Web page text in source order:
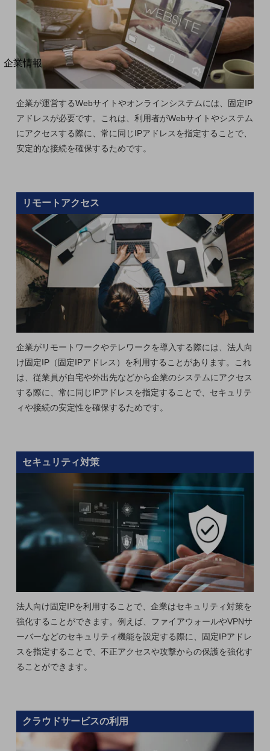
別ウィンドウで開きます
企業情報
企業情報TOP
会社案内
会社案内TOP
沿革
事業拠点
グループ会社
会社案内パンフレット
ニュースルーム
ニュースルームTOP
ニュースリリース
地域からの発表
重要なお知らせ
お知らせ
社外からの評価実績
サステナビリティTOP
サステナビリティレポート
経営情報
経営情報TOP
基礎的電気通信役務損益明細表
採用情報
採用情報TOP
新卒採用
経験者採用
人材育成制度
広告・協賛
企業が運営するWebサイトやオンラインシステムには、固定IP
アドレスが必要です。これは、利用者がWebサイトやシステム
にアクセスする際に、常に同じIPアドレスを指定することで、
安定的な接続を確保するためです。
リモートアクセス
企業がリモートワークやテレワークを導入する際には、法人向
け固定IP（固定IPアドレス）を利用することがあります。これ
は、従業員が自宅や外出先などから企業のシステムにアクセス
する際に、常に同じIPアドレスを指定することで、セキュリテ
ィや接続の安定性を確保するためです。
セキュリティ対策
法人向け固定IPを利用することで、企業はセキュリティ対策を
強化することができます。例えば、ファイアウォールやVPNサ
ーバーなどのセキュリティ機能を設定する際に、固定IPアドレ
スを指定することで、不正アクセスや攻撃からの保護を強化す
ることができます。
クラウドサービスの利用